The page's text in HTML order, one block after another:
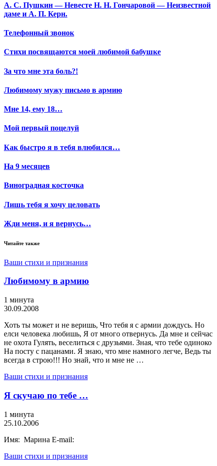
А. С. Пушкин — Невесте Н. Н. Гончаровой — Неизвестной
даме и А. П. Керн.
Телефонный звонок
Стихи посвящаются моей любимой бабушке
За что мне эта боль?!
Любимому мужу письмо в армию
Мне 14, ему 18…
Мой первый поцелуй
Как быстро я в тебя влюбился…
На 9 месяцев
Виноградная косточка
Лишь тебя я хочу целовать
Жди меня, и я вернусь…
Читайте также
Ваши стихи и признания
Любимому в армию
1 минута
30.09.2008
Хоть ты может и не веришь, Что тебя я с армии дождусь. Но
елси человека любишь, Я от много отвернусь. Да мне и сейчас
не охота Гулять, веселиться с друзьями. Зная, что тебе одиноко
На посту с пацанами. Я знаю, что мне намного легче, Ведь ты
всегда в строю!!! Но знай, что и мне не …
Ваши стихи и признания
Я скучаю по тебе …
1 минута
25.10.2006
Имя: Марина E-mail:
Ваши стихи и признания